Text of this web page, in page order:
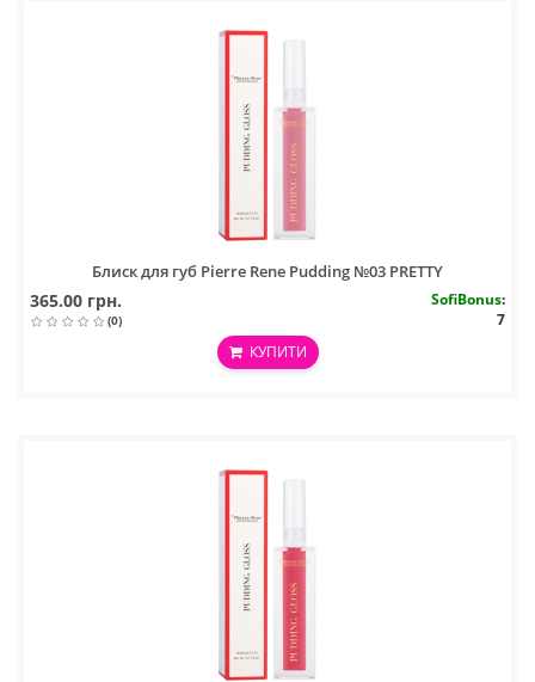
Блиск для губ Pierre Rene Pudding №03 PRETTY
365.00 грн.
(0)
SofiBonus:
7
КУПИТИ